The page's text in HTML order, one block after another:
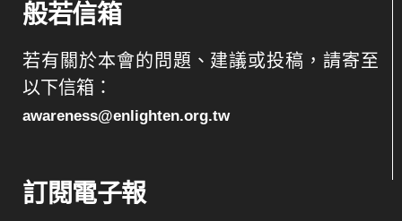
般若信箱
若有關於本會的問題、建議或投稿，請寄至
以下信箱：
awareness@enlighten.org.tw
訂閱電子報